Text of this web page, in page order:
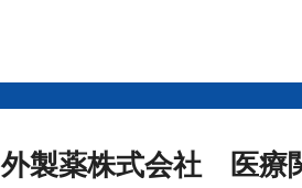
製薬株式会社 医療